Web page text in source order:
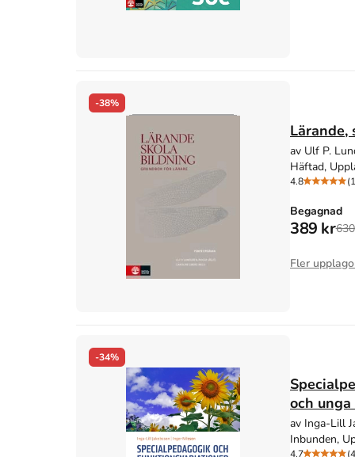
-38%
av Ulf P.
Häftad,
4.8
Begagnad
389 kr
Fler
-34%
och
av Inga-Lill
Inbunden,
4.7